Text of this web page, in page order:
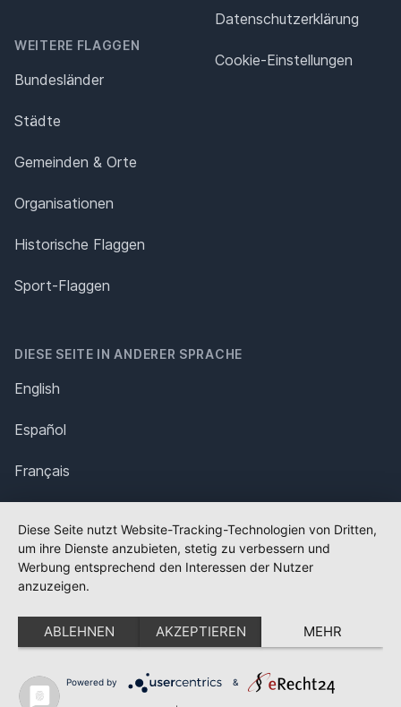
WEITERE FLAGGEN
Bundesländer
Städte
Gemeinden & Orte
Organisationen
Historische Flaggen
Sport-Flaggen
Datenschutz­erklärung
Cookie-Einstellungen
DIESE SEITE IN ANDERER SPRACHE
English
Español
Français
Polska
Português
Nederlands
Svenska
Diese Seite nutzt Website-Tracking-Technologien von Dritten,
um ihre Dienste anzubieten, stetig zu verbessern und
Werbung entsprechend den Interessen der Nutzer
anzuzeigen.
ABLEHNEN AKZEPTIEREN MEHR
Powered by &